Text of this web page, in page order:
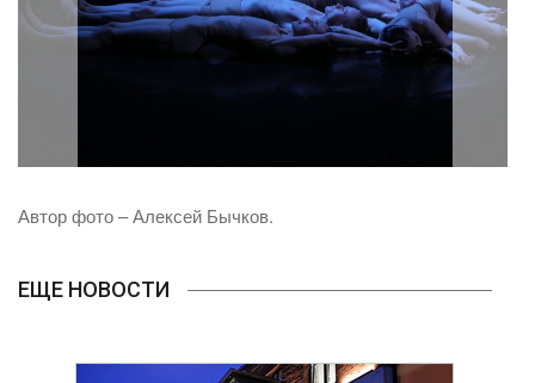
Автор фото – Алексей Бычков.
ЕЩЕ НОВОСТИ